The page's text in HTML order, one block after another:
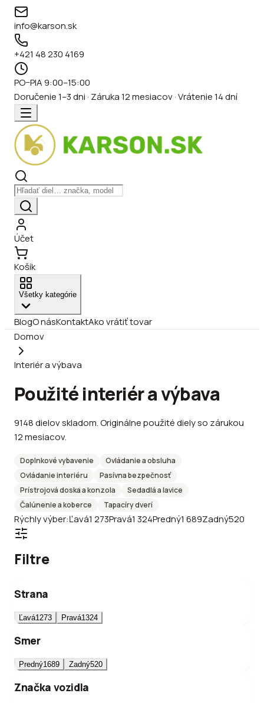
info@karson.sk
+421 48 230 4169
PO–PIA 9:00–15:00
Doručenie 1–3 dni · Záruka 12 mesiacov · Vrátenie 14 dní
Účet
Košík
Všetky kategórie
BlogO násKontaktAko vrátiť tovar
Domov
Interiér a výbava
Použité interiér a výbava
9148dielovskladom.Originálne použité diely so zárukou
12 mesiacov.
Doplnkové vybavenie
Ovládanie a obsluha
Ovládanie interiéru
Pasívna bezpečnosť
Prístrojová doska a konzola
Sedadlá a lavice
Čalúnenie a koberce
Tapacíry dverí
Rýchly výber:Ľavá1 273Pravá1 324Predný1 689Zadný520
Filtre
Strana
Ľavá1273 Pravá1324
Smer
Predný1689 Zadný520
Značka vozidla